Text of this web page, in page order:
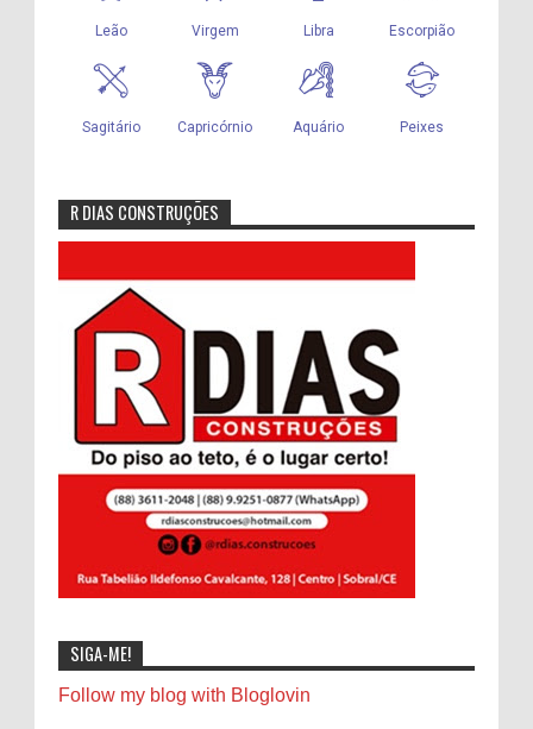
R DIAS CONSTRUÇÕES
SIGA-ME!
Follow my blog with Bloglovin